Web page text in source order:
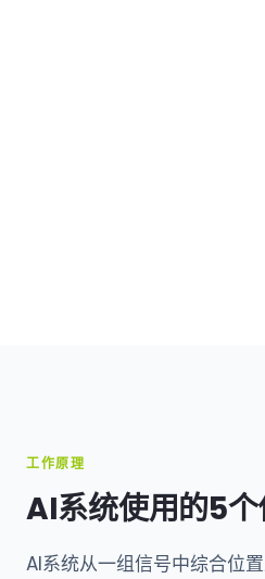
工作原理
AI系统使用的5
AI系统从一组信号中综合位